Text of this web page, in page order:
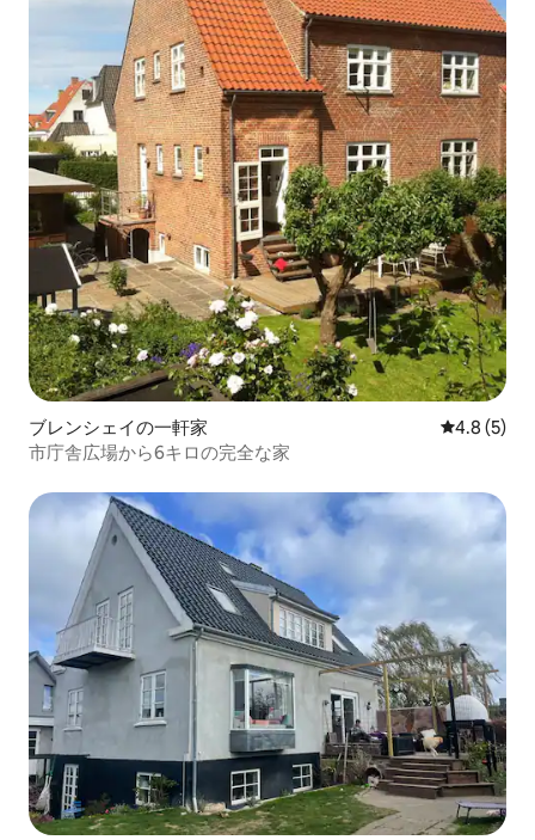
ブレンシェイの一軒家 レビュー5
4.8 (5)
市庁舎広場から6キロの完全な家